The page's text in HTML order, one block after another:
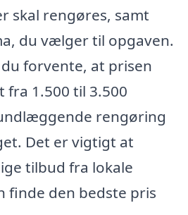
skal rengøres, samt
du vælger til opgaven.
forvente, at prisen
1.500 til 3.500
rengøring
Det er vigtigt at
tilbud fra lokale
finde den bedste pris